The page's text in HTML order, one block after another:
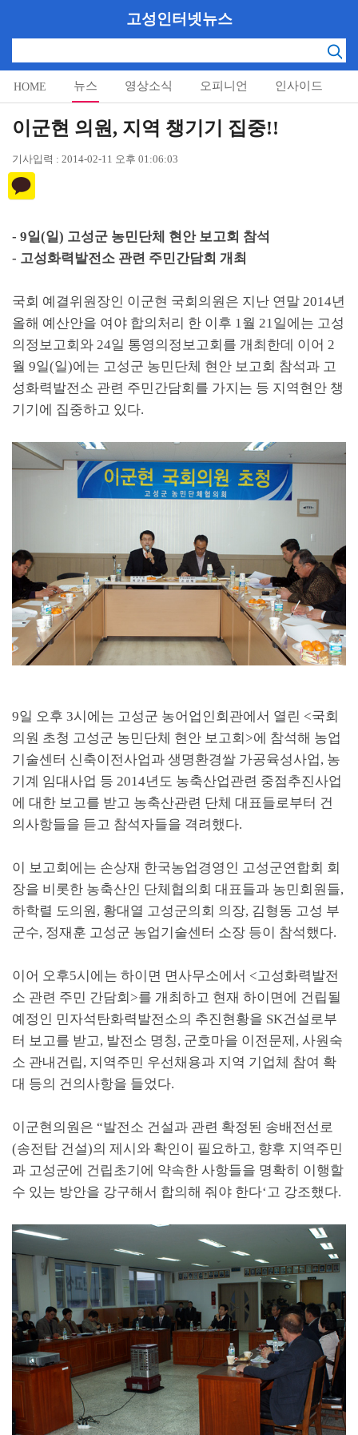
고성인터넷뉴스
HOME 뉴스 영상소식 오피니언 인사이드
알림마당
이군현 의원, 지역 챙기기 집중!!
기사입력 : 2014-02-11 오후 01:06:03
- 9일(일) 고성군 농민단체 현안 보고회 참석
- 고성화력발전소 관련 주민간담회 개최
국회 예결위원장인 이군현 국회의원은 지난 연말 2014년
올해 예산안을 여야 합의처리 한 이후 1월 21일에는 고성
의정보고회와 24일 통영의정보고회를 개최한데 이어 2
월 9일(일)에는 고성군 농민단체 현안 보고회 참석과 고
성화력발전소 관련 주민간담회를 가지는 등 지역현안 챙
기기에 집중하고 있다.
9일 오후 3시에는 고성군 농어업인회관에서 열린 <국회
의원 초청 고성군 농민단체 현안 보고회>에 참석해 농업
기술센터 신축이전사업과 생명환경쌀 가공육성사업, 농
기계 임대사업 등 2014년도 농축산업관련 중점추진사업
에 대한 보고를 받고 농축산관련 단체 대표들로부터 건
의사항들을 듣고 참석자들을 격려했다.
이 보고회에는 손상재 한국농업경영인 고성군연합회 회
장을 비롯한 농축산인 단체협의회 대표들과 농민회원들,
하학렬 도의원 , 황대열 고성군의회 의장, 김형동 고성 부
군수, 정재훈 고성군 농업기술센터 소장 등이 참석했다.
이어 오후5시에는 하이면 면사무소에서 <고성화력발전
소 관련 주민 간담회>를 개최하고 현재 하이면에 건립될
예정인 민자석탄화력발전소의 추진현황을 SK건설로부
터 보고를 받고, 발전소 명칭, 군호마을 이전문제 , 사원숙
소 관내건립, 지역주민 우선채용과 지역 기업체 참여 확
대 등의 건의사항을 들었다.
이군현의원은 “발전소 건설과 관련 확정된 송배전선로
(송전탑 건설)의 제시와 확인이 필요하고, 향후 지역주민
과 고성군에 건립초기에 약속한 사항들을 명확히 이행할
수 있는 방안을 강구해서 합의해 줘야 한다‘고 강조했다.